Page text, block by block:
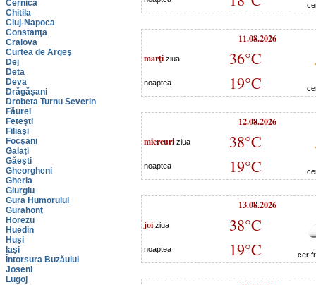
Cernica
Chitila
Cluj-Napoca
Constanţa
Craiova
Curtea de Argeş
Dej
Deta
Deva
Drăgăşani
Drobeta Turnu Severin
Făurei
Feteşti
Filiaşi
Focşani
Galaţi
Găeşti
Gheorgheni
Gherla
Giurgiu
Gura Humorului
Gurahonţ
Horezu
Huedin
Huşi
Iaşi
Întorsura Buzăului
Joseni
Lugoj
11.08.2026
marţi ziua 36°C
noaptea 19°C
12.08.2026
miercuri ziua 38°C
noaptea 19°C
13.08.2026
joi ziua 38°C
cer
noaptea 19°C